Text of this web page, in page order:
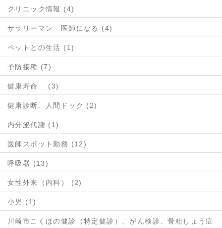
クリニック情報 (4)
サラリーマン 医師になる (4)
ペットとの生活 (1)
予防接種 (7)
健康寿命 (3)
健康診断、人間ドック (2)
内分泌代謝 (1)
医師スポット勤務 (12)
呼吸器 (13)
女性外来（内科） (2)
小児 (1)
川崎市こくほの健診（特定健診）、がん検診、骨粗しょう症